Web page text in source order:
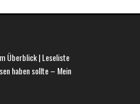
Überblick | Leseliste
haben sollte – Mein